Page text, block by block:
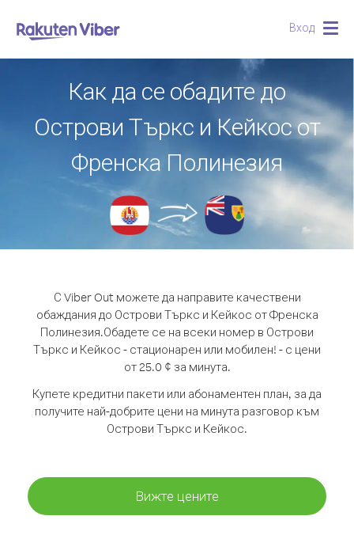
Вход
Как да се обадите до
Острови Търкс и Кейкос от
Френска Полинезия
С Viber Out можете да направите качествени
обаждания до Острови Търкс и Кейкос от Френска
Полинезия.Обадете се на всеки номер в Острови
Търкс и Кейкос - стационарен или мобилен! - с цени
от 25.0 ¢ за минута.
Купете кредитни пакети или абонаментен план, за да
получите най-добрите цени на минута разговор към
Острови Търкс и Кейкос.
Вижте цените